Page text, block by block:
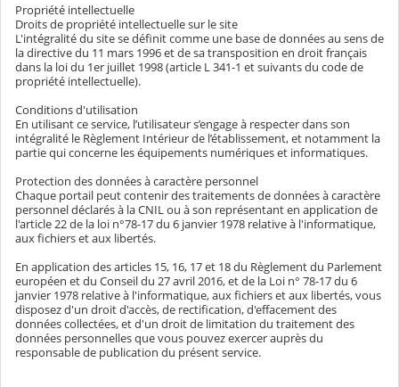
Propriété intellectuelle
Droits de propriété intellectuelle sur le site
L'intégralité du site se définit comme une base de données au sens de
la directive du 11 mars 1996 et de sa transposition en droit français
dans la loi du 1er juillet 1998 (article L 341-1 et suivants du code de
propriété intellectuelle).
Conditions d'utilisation
En utilisant ce service, l’utilisateur s’engage à respecter dans son
intégralité le Règlement Intérieur de l’établissement, et notamment la
partie qui concerne les équipements numériques et informatiques.
Protection des données à caractère personnel
Chaque portail peut contenir des traitements de données à caractère
personnel déclarés à la CNIL ou à son représentant en application de
l'article 22 de la loi n°78-17 du 6 janvier 1978 relative à l'informatique,
aux fichiers et aux libertés.
En application des articles 15, 16, 17 et 18 du Règlement du Parlement
européen et du Conseil du 27 avril 2016, et de la Loi n° 78-17 du 6
janvier 1978 relative à l'informatique, aux fichiers et aux libertés, vous
disposez d'un droit d'accès, de rectification, d'effacement des
données collectées, et d'un droit de limitation du traitement des
données personnelles que vous pouvez exercer auprès du
responsable de publication du présent service.